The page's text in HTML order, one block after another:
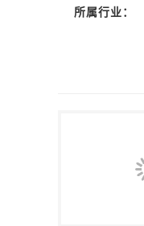
所属行业：